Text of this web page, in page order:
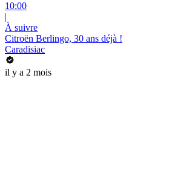
10:00
|
À suivre
Citroën Berlingo, 30 ans déjà !
Caradisiac
il y a 2 mois